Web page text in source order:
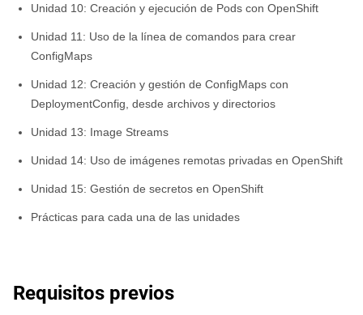
Unidad 10: Creación y ejecución de Pods con OpenShift
Unidad 11: Uso de la línea de comandos para crear
ConfigMaps
Unidad 12: Creación y gestión de ConfigMaps con
DeploymentConfig, desde archivos y directorios
Unidad 13: Image Streams
Unidad 14: Uso de imágenes remotas privadas en OpenShift
Unidad 15: Gestión de secretos en OpenShift
Prácticas para cada una de las unidades
Requisitos previos